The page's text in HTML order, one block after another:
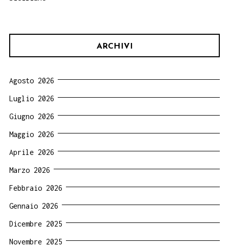
ARCHIVI
Agosto 2026
Luglio 2026
Giugno 2026
Maggio 2026
Aprile 2026
Marzo 2026
Febbraio 2026
Gennaio 2026
Dicembre 2025
Novembre 2025